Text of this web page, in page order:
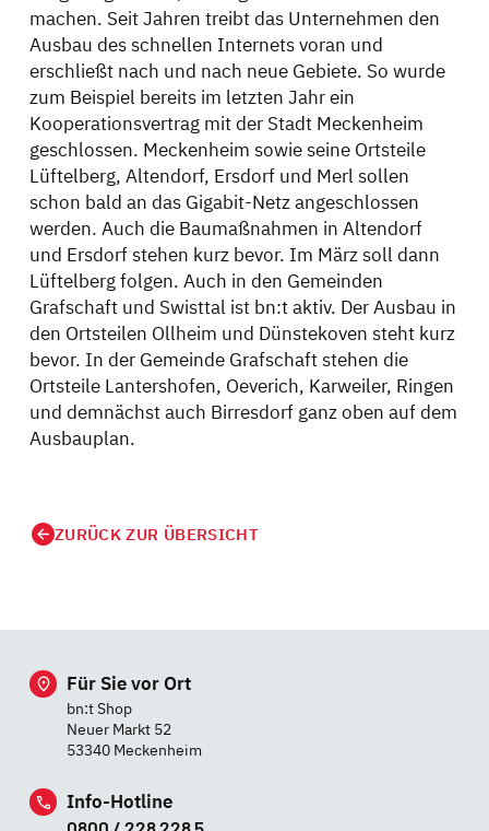
machen. Seit Jahren treibt das Unternehmen den
Ausbau des schnellen Internets voran und
erschließt nach und nach neue Gebiete. So wurde
zum Beispiel bereits im letzten Jahr ein
Kooperationsvertrag mit der Stadt Meckenheim
geschlossen. Meckenheim sowie seine Ortsteile
Lüftelberg, Altendorf, Ersdorf und Merl sollen
schon bald an das Gigabit-Netz angeschlossen
werden. Auch die Baumaßnahmen in Altendorf
und Ersdorf stehen kurz bevor. Im März soll dann
Lüftelberg folgen. Auch in den Gemeinden
Grafschaft und Swisttal ist bn:t aktiv. Der Ausbau in
den Ortsteilen Ollheim und Dünstekoven steht kurz
bevor. In der Gemeinde Grafschaft stehen die
Ortsteile Lantershofen, Oeverich, Karweiler, Ringen
und demnächst auch Birresdorf ganz oben auf dem
Ausbauplan.
ZURÜCK ZUR ÜBERSICHT
Für Sie vor Ort
bn:t Shop
Neuer Markt 52
53340 Meckenheim
Info-Hotline